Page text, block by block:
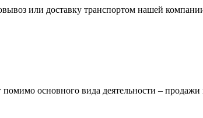
или доставку транспортом нашей
основного вида деятельности –